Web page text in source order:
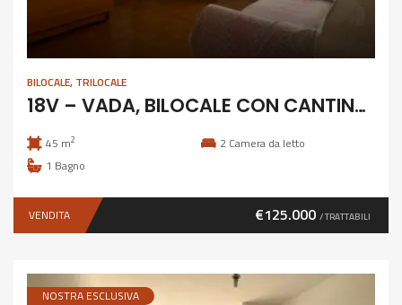
BILOCALE, TRILOCALE
18V – VADA, BILOCALE CON CANTINA COMUNICANTE
45 m2 2 Camera da letto
1 Bagno
VENDITA €125.000 / TRATTABILI
NOSTRA ESCLUSIVA